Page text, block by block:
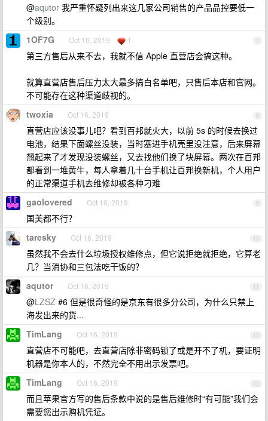
@aqutor 我严重怀疑列出来这几家公司销售的产品品控要低一
个级别。
7
1OF7G Oct 16, 2019 1
第三方售后从来不去，我就不信 Apple 直营店会搞这种。
就算直营店售后压力太大最多搞白名单吧，只售后本店和官网。
不可能存在这种渠道歧视的。
8
twoxia Oct 16, 2019
直营店应该没事儿吧？看到百邦就火大，以前 5s 的时候去换过
电池，结果下面螺丝没装，当时塞进手机壳里没注意，后来屏幕
翘起来了才发现没装螺丝，又去找他们换了块屏幕。两次在百邦
都看到一堆黄牛，每人拿着几十台手机让百邦换新机，个人用户
的正常渠道手机去维修却被各种刁难
9
gaolovered Oct 16, 2019
国美都不行？
10
taresky Oct 16, 2019
虽然我不会去什么垃圾授权维修点，但它说拒绝就拒绝，它算老
几？当消协和三包法吃干饭的？
11
aqutor Oct 16, 2019
@LZSZ #6 但是很奇怪的是京东有很多分公司，为什么只禁上
海发出来的货...
12
TimLang Oct 16, 2019
直营店不可能吧，去直营店除非密码锁了或是开不了机，要证明
机器是你本人的，不然完全不用出示发票吧。
13
TimLang Oct 16, 2019
而且苹果官方写的售后条款中说的是售后维修时“有可能”我们会
需要您出示购机凭证。